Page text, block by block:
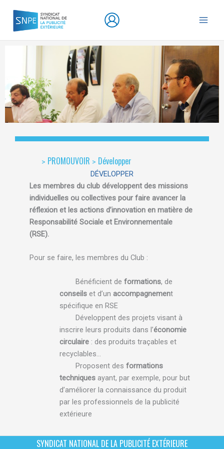
contenu
> PROMOUVOIR > Développer
DÉVELOPPER
Les membres du club développent des missions
individuelles ou collectives pour faire avancer la
réflexion et les actions d’innovation en matière de
Responsabilité Sociale et Environnementale
(RSE).
Pour se faire, les membres du Club :
Bénéficient de formations, de
conseils et d’unaccompagnement
spécifique en RSE
Développent des projets visant à
inscrire leurs produits dans l’économie
circulaire : des produits traçables et
recyclables…
Proposent des formations
techniques ayant, par exemple, pour but
d’améliorer la connaissance du produit
par les professionnels de la publicité
extérieure
SYNDICAT NATIONAL DE LA PUBLICITÉ EXTÉRIEURE